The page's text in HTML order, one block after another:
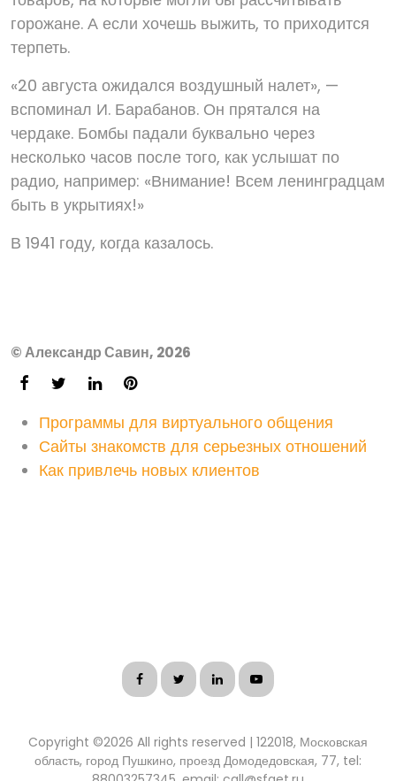
горожане. А если хочешь выжить, то приходится
терпеть.
«20 августа ожидался воздушный налет», —
вспоминал И. Барабанов. Он прятался на
чердаке. Бомбы падали буквально через
несколько часов после того, как услышат по
радио, например: «Внимание! Всем ленинградцам
быть в укрытиях!»
В 1941 году, когда казалось.
© Александр Савин, 2026
Программы для виртуального общения
Сайты знакомств для серьезных отношений
Как привлечь новых клиентов
Copyright ©2026 All rights reserved | 122018, Московская
область, город Пушкино, проезд Домодедовская, 77, tel: